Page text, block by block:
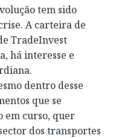
tem sido
A carteira de
TradeInvest
há interesse e
dentro desse
que se
em curso, quer
dos transportes